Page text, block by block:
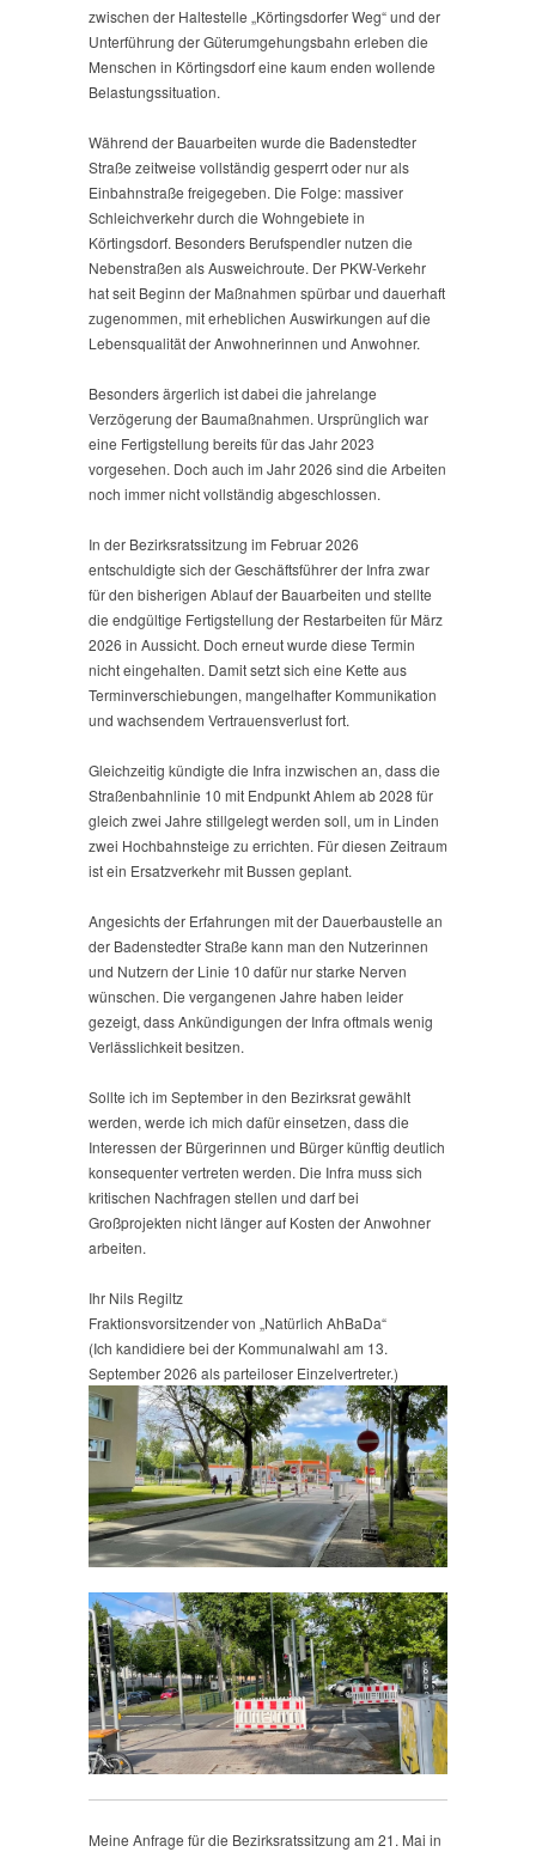
zwischen der Haltestelle „Körtingsdorfer Weg“ und der
Unterführung der Güterumgehungsbahn erleben die
Menschen in Körtingsdorf eine kaum enden wollende
Belastungssituation.
Während der Bauarbeiten wurde die Badenstedter
Straße zeitweise vollständig gesperrt oder nur als
Einbahnstraße freigegeben. Die Folge: massiver
Schleichverkehr durch die Wohngebiete in
Körtingsdorf. Besonders Berufspendler nutzen die
Nebenstraßen als Ausweichroute. Der PKW-Verkehr
hat seit Beginn der Maßnahmen spürbar und dauerhaft
zugenommen, mit erheblichen Auswirkungen auf die
Lebensqualität der Anwohnerinnen und Anwohner.
Besonders ärgerlich ist dabei die jahrelange
Verzögerung der Baumaßnahmen. Ursprünglich war
eine Fertigstellung bereits für das Jahr 2023
vorgesehen. Doch auch im Jahr 2026 sind die Arbeiten
noch immer nicht vollständig abgeschlossen.
In der Bezirksratssitzung im Februar 2026
entschuldigte sich der Geschäftsführer der Infra zwar
für den bisherigen Ablauf der Bauarbeiten und stellte
die endgültige Fertigstellung der Restarbeiten für März
2026 in Aussicht. Doch erneut wurde diese Termin
nicht eingehalten. Damit setzt sich eine Kette aus
Terminverschiebungen, mangelhafter Kommunikation
und wachsendem Vertrauensverlust fort.
Gleichzeitig kündigte die Infra inzwischen an, dass die
Straßenbahnlinie 10 mit Endpunkt Ahlem ab 2028 für
gleich zwei Jahre stillgelegt werden soll, um in Linden
zwei Hochbahnsteige zu errichten. Für diesen Zeitraum
ist ein Ersatzverkehr mit Bussen geplant.
Angesichts der Erfahrungen mit der Dauerbaustelle an
der Badenstedter Straße kann man den Nutzerinnen
und Nutzern der Linie 10 dafür nur starke Nerven
wünschen. Die vergangenen Jahre haben leider
gezeigt, dass Ankündigungen der Infra oftmals wenig
Verlässlichkeit besitzen.
Sollte ich im September in den Bezirksrat gewählt
werden, werde ich mich dafür einsetzen, dass die
Interessen der Bürgerinnen und Bürger künftig deutlich
konsequenter vertreten werden. Die Infra muss sich
kritischen Nachfragen stellen und darf bei
Großprojekten nicht länger auf Kosten der Anwohner
arbeiten.
Ihr Nils Regiltz
Fraktionsvorsitzender von „Natürlich AhBaDa“
(Ich kandidiere bei der Kommunalwahl am 13.
September 2026 als parteiloser Einzelvertreter.)
Meine Anfrage für die Bezirksratssitzung am 21. Mai in